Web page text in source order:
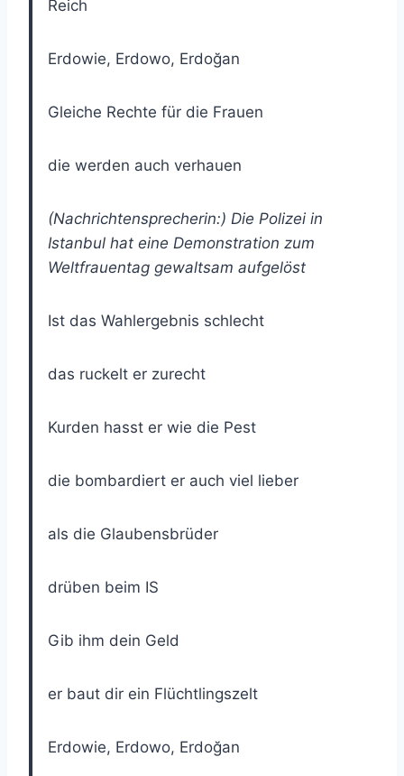
Reich
Erdowie, Erdowo, Erdoğan
Gleiche Rechte für die Frauen
die werden auch verhauen
(Nachrichtensprecherin:) Die Polizei in
Istanbul hat eine Demonstration zum
Weltfrauentag gewaltsam aufgelöst
Ist das Wahlergebnis schlecht
das ruckelt er zurecht
Kurden hasst er wie die Pest
die bombardiert er auch viel lieber
als die Glaubensbrüder
drüben beim IS
Gib ihm dein Geld
er baut dir ein Flüchtlingszelt
Erdowie, Erdowo, Erdoğan